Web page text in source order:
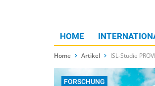
HOME
Home Artikel ISL-Studie
FORSCHUNG